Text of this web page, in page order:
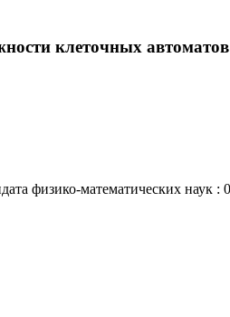
клеточных
физико-математических